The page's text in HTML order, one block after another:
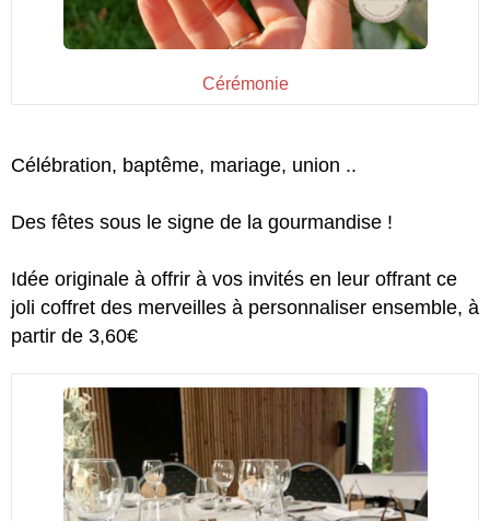
Cérémonie
Célébration, baptême, mariage, union ..
Des fêtes sous le signe de la gourmandise !
Idée originale à offrir à vos invités en leur offrant ce
joli coffret des merveilles à personnaliser ensemble, à
partir de 3,60€